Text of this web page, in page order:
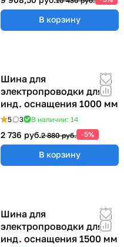
В корзину
Шина для
электропроводки для
инд. оснащения 1000 мм
5 3 В наличии: 14
2 736 руб.2 880 руб. -5%
В корзину
Шина для
электропроводки для
инд. оснащения 1500 мм